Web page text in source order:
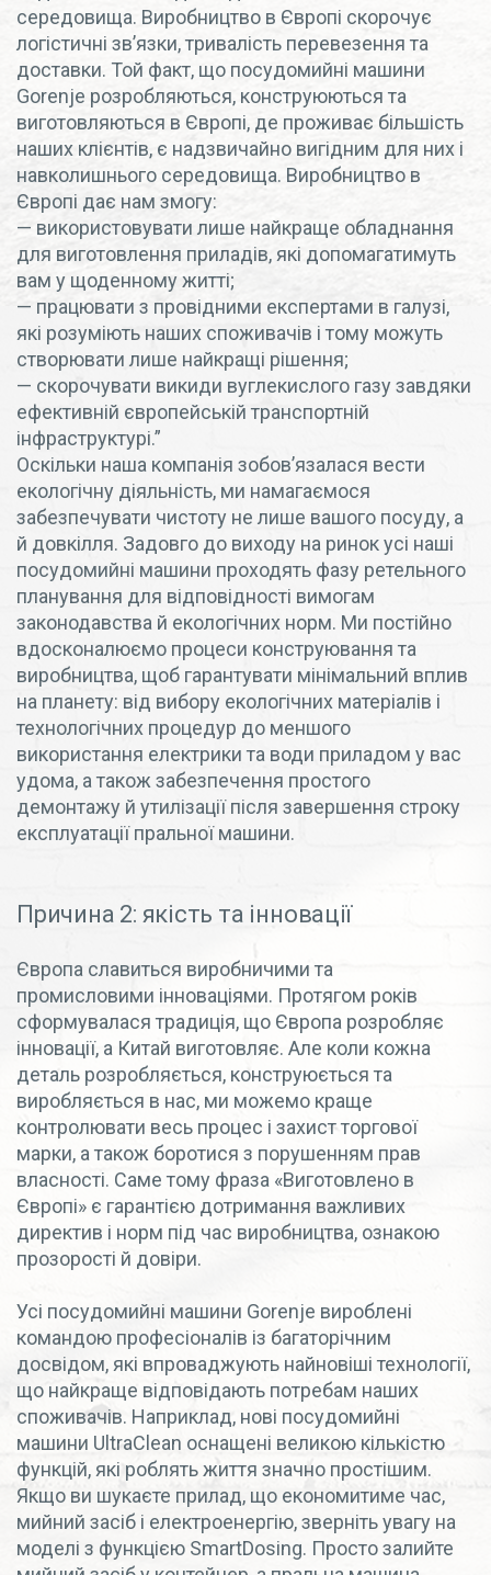
середовища. Виробництво в Європі скорочує
логістичні зв’язки, тривалість перевезення та
доставки. Той факт, що посудомийні машини
Gorenje розробляються, конструюються та
виготовляються в Європі, де проживає більшість
наших клієнтів, є надзвичайно вигідним для них і
навколишнього середовища. Виробництво в
Європі дає нам змогу:
— використовувати лише найкраще обладнання
для виготовлення приладів, які допомагатимуть
вам у щоденному житті;
— працювати з провідними експертами в галузі,
які розуміють наших споживачів і тому можуть
створювати лише найкращі рішення;
— скорочувати викиди вуглекислого газу завдяки
ефективній європейській транспортній
інфраструктурі.”
Оскільки наша компанія зобов’язалася вести
екологічну діяльність, ми намагаємося
забезпечувати чистоту не лише вашого посуду, а
й довкілля. Задовго до виходу на ринок усі наші
посудомийні машини проходять фазу ретельного
планування для відповідності вимогам
законодавства й екологічних норм. Ми постійно
вдосконалюємо процеси конструювання та
виробництва, щоб гарантувати мінімальний вплив
на планету: від вибору екологічних матеріалів і
технологічних процедур до меншого
використання електрики та води приладом у вас
удома, а також забезпечення простого
демонтажу й утилізації після завершення строку
експлуатації пральної машини.
Причина 2: якість та інновації
Європа славиться виробничими та
промисловими інноваціями. Протягом років
сформувалася традиція, що Європа розробляє
інновації, а Китай виготовляє. Але коли кожна
деталь розробляється, конструюється та
виробляється в нас, ми можемо краще
контролювати весь процес і захист торгової
марки, а також боротися з порушенням прав
власності. Саме тому фраза «Виготовлено в
Європі» є гарантією дотримання важливих
директив і норм під час виробництва, ознакою
прозорості й довіри.
Усі посудомийні машини Gorenje вироблені
командою професіоналів із багаторічним
досвідом, які впроваджують найновіші технології,
що найкраще відповідають потребам наших
споживачів. Наприклад, нові посудомийні
машини UltraClean оснащені великою кількістю
функцій, які роблять життя значно простішим.
Якщо ви шукаєте прилад, що економитиме час,
мийний засіб і електроенергію, зверніть увагу на
моделі з функцією SmartDosing. Просто залийте